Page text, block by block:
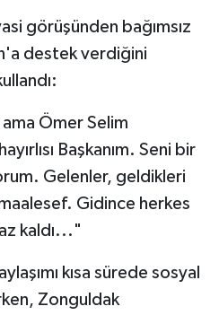
görüşünden bağımsız
destek verdiğini
Ömer Selim
Başkanım. Seni bir
Gelenler, geldikleri
Gidince herkes
kaldı..."
kısa sürede sosyal
Zonguldak